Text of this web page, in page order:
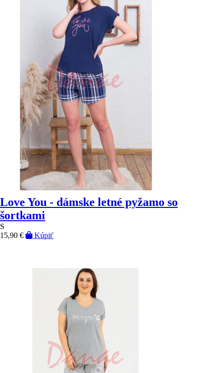
Love You - dámske letné pyžamo so
šortkami
S
15,90 €
Kúpiť